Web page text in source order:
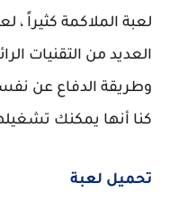
لعبة الملاكمة كثيراً
العديد من التقنيات
وطريقة الدفاع عن
كنا أنها يمكنك
تحميل لعبة